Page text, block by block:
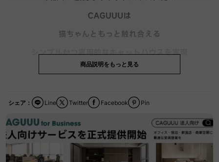
商品説明をもっと見る
シェア： Facebook
Twitter Pin
Line